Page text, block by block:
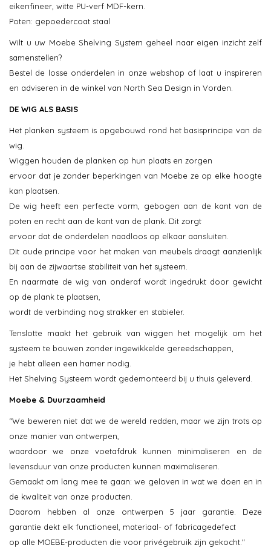
eikenfineer, witte PU-verf MDF-kern.
Poten: gepoedercoat staal
Wilt u uw Moebe Shelving System geheel naar eigen inzicht zelf
samenstellen?
Bestel de losse onderdelen in onze webshop of laat u inspireren
en adviseren in de winkel van North Sea Design in Vorden.
DE WIG ALS BASIS
Het planken systeem is opgebouwd rond het basisprincipe van de
wig.
Wiggen houden de planken op hun plaats en zorgen
ervoor dat je zonder beperkingen van Moebe ze op elke hoogte
kan plaatsen.
De wig heeft een perfecte vorm, gebogen aan de kant van de
poten en recht aan de kant van de plank. Dit zorgt
ervoor dat de onderdelen naadloos op elkaar aansluiten.
Dit oude principe voor het maken van meubels draagt ​​aanzienlijk
bij aan de zijwaartse stabiliteit van het systeem.
En naarmate de wig van onderaf wordt ingedrukt door gewicht
op de plank te plaatsen,
wordt de verbinding nog strakker en stabieler.
Tenslotte maakt het gebruik van wiggen het mogelijk om het
systeem te bouwen zonder ingewikkelde gereedschappen,
je hebt alleen een hamer nodig.
Het Shelving Systeem wordt gedemonteerd bij u thuis geleverd.
Moebe & Duurzaamheid
“We beweren niet dat we de wereld redden, maar we zijn trots op
onze manier van ontwerpen,
waardoor we onze voetafdruk kunnen minimaliseren en de
levensduur van onze producten kunnen maximaliseren.
Gemaakt om lang mee te gaan: we geloven in wat we doen en in
de kwaliteit van onze producten.
Daarom hebben al onze ontwerpen 5 jaar garantie. Deze
garantie dekt elk functioneel, materiaal- of fabricagedefect
op alle MOEBE-producten die voor privégebruik zijn gekocht."